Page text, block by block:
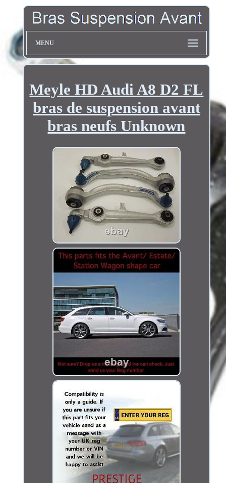
MENU
Meyle HD Audi A8 D2 FL
bras de suspension avant
bras neufs Unknown